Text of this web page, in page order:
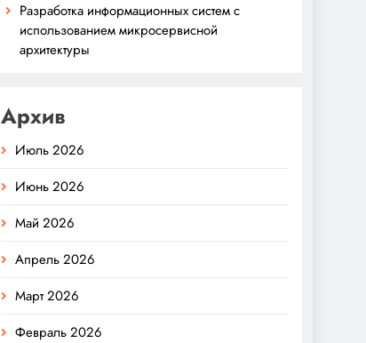
Разработка информационных систем с
использованием микросервисной
архитектуры
Архив
Июль 2026
Июнь 2026
Май 2026
Апрель 2026
Март 2026
Февраль 2026